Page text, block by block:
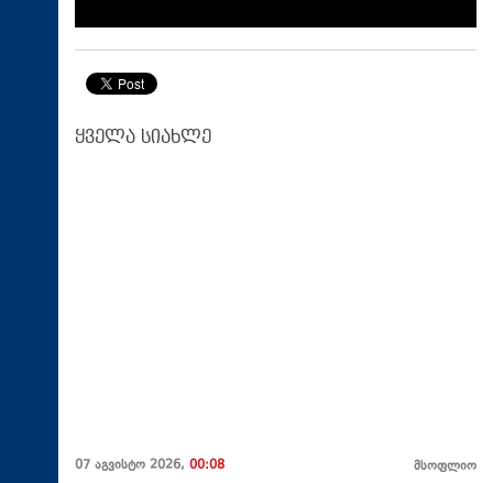
ყველა სიახლე
07 აგვისტო 2026, 00:08 მსოფლიო